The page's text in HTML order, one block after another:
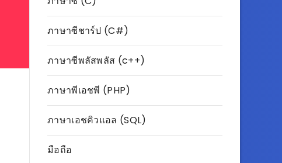
ภาษาซีชาร์ป (C#)
ภาษาซีพลัสพลัส (c++)
ภาษาพีเอชพี (PHP)
ภาษาเอชคิวแอล (SQL)
มือถือ